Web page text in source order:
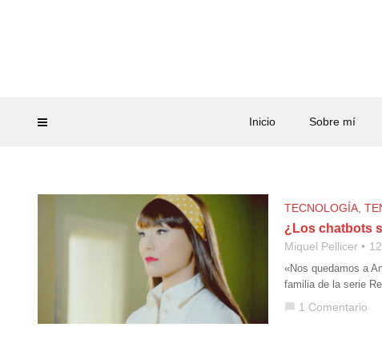
Inicio Sobre mí
TECNOLOGÍA
¿Los chatbots
Miquel Pellicer
«Nos quedamos a
familia de la serie
chat_bubble 1 Comentario